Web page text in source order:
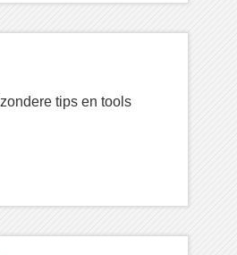
tips en tools